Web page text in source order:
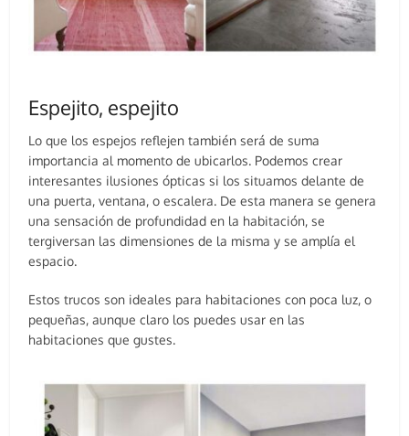
Espejito, espejito
Lo que los espejos reflejen también será de suma
importancia al momento de ubicarlos. Podemos crear
interesantes ilusiones ópticas si los situamos delante de
una puerta, ventana, o escalera. De esta manera se genera
una sensación de profundidad en la habitación, se
tergiversan las dimensiones de la misma y se amplía el
espacio.
Estos trucos son ideales para habitaciones con poca luz, o
pequeñas, aunque claro los puedes usar en las
habitaciones que gustes.